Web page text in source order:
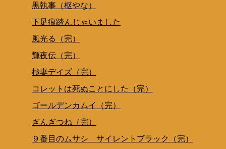
黒執事（枢やな）
下足痕踏んじゃいました
風光る（完）
輝夜伝（完）
極妻デイズ（完）
コレットは死ぬことにした（完）
ゴールデンカムイ（完）
ぎんぎつね（完）
９番目のムサシ サイレントブラック（完）